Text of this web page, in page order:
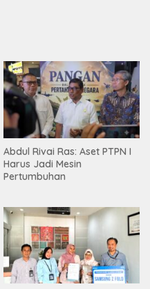
Abdul Rivai Ras: Aset PTPN I
Harus Jadi Mesin
Pertumbuhan